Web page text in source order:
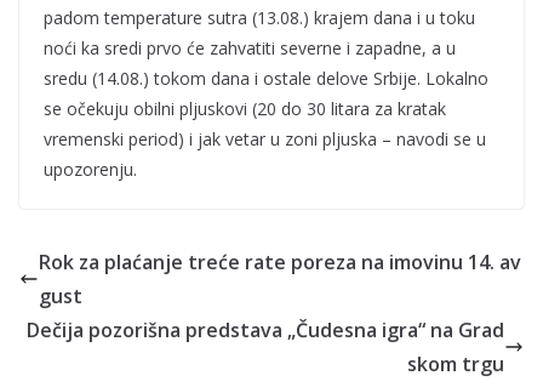
padom temperature sutra (13.08.) krajem dana i u toku
noći ka sredi prvo će zahvatiti severne i zapadne, a u
sredu (14.08.) tokom dana i ostale delove Srbije. Lokalno
se očekuju obilni pljuskovi (20 do 30 litara za kratak
vremenski period) i jak vetar u zoni pljuska – navodi se u
upozorenju.
Rok za plaćanje treće rate poreza na imovinu 14. av
gust
Dečija pozorišna predstava „Čudesna igra“ na Grad
skom trgu